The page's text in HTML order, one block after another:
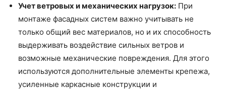
Учет ветровых и механических нагрузок: При
монтаже фасадных систем важно учитывать не
только общий вес материалов, но и их способность
выдерживать воздействие сильных ветров и
возможные механические повреждения. Для этого
используются дополнительные элементы крепежа,
усиленные каркасные конструкции и